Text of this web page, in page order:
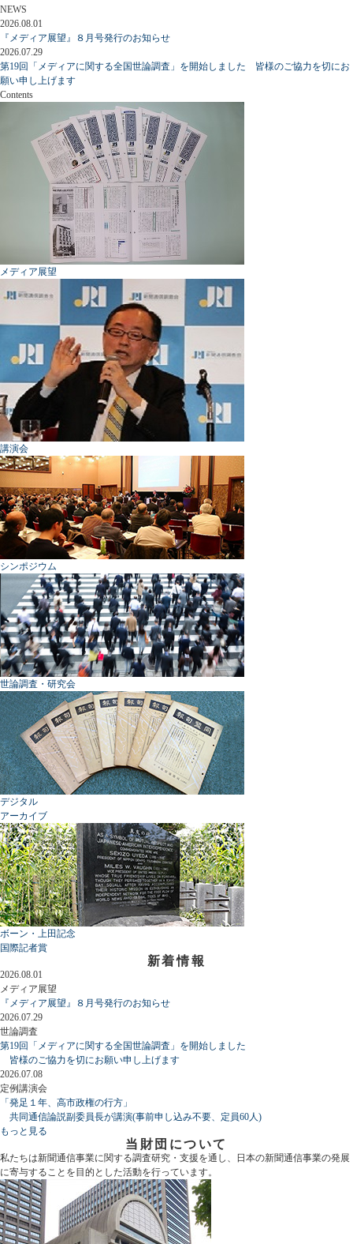
NEWS
2026.08.01
『メディア展望』８月号発行のお知らせ
2026.07.29
第19回「メディアに関する全国世論調査」を開始しました 皆様のご協力を切にお
願い申し上げます
Contents
メディア展望
講演会
シンポジウム
世論調査・研究会
デジタル
アーカイブ
ボーン・上田記念
国際記者賞
新着情報
2026.08.01
メディア展望
『メディア展望』８月号発行のお知らせ
2026.07.29
世論調査
第19回「メディアに関する全国世論調査」を開始しました
皆様のご協力を切にお願い申し上げます
2026.07.08
定例講演会
「発足１年、高市政権の行方」
共同通信論説副委員長が講演(事前申し込み不要、定員60人)
もっと見る
当財団について
私たちは新聞通信事業に関する調査研究・支援を通し、日本の新聞通信事業の発展
に寄与することを目的とした活動を行っています。